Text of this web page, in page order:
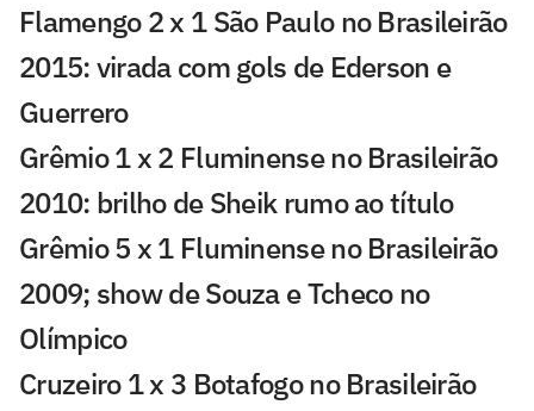
Flamengo 2 x 1 São Paulo no Brasileirão
2015: virada com gols de Ederson e
Guerrero
Grêmio 1 x 2 Fluminense no Brasileirão
2010: brilho de Sheik rumo ao título
Grêmio 5 x 1 Fluminense no Brasileirão
2009; show de Souza e Tcheco no
Olímpico
Cruzeiro 1 x 3 Botafogo no Brasileirão